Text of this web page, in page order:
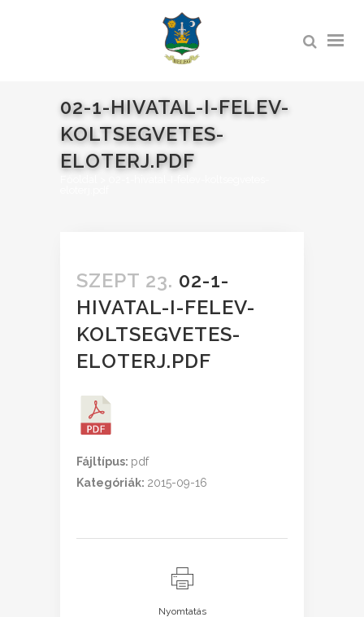
02-1-HIVATAL-I-FELEV-
KOLTSEGVETES-
ELOTERJ.PDF
SZEPT 23. 02-1-
HIVATAL-I-FELEV-
KOLTSEGVETES-
ELOTERJ.PDF
Fájltípus: pdf
Kategóriák: 2015-09-16
Nyomtatás